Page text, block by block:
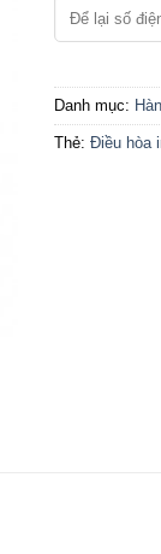
hạng
0
Danh mục:
Thẻ: Điều hòa